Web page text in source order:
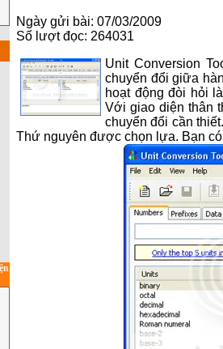
Ngày gửi bài: 07/03/2009
Số lượt đọc: 264031
Unit Conversion
chuyển đổi giữa
hoạt động đòi hỏi
Với giao diện thân
chuyển đổi cần
Thứ nguyên được chọn lựa. Bạn